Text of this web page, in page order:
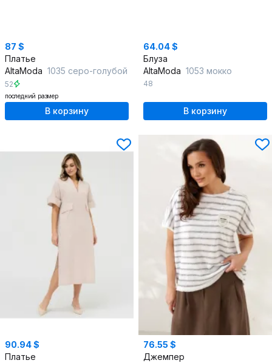
87 $
Платье
AltaModa 1035 серо-голубой
52
последний размер
В корзину
64.04 $
Блуза
AltaModa 1053 мокко
48
В корзину
90.94 $
Платье
76.55 $
Джемпер